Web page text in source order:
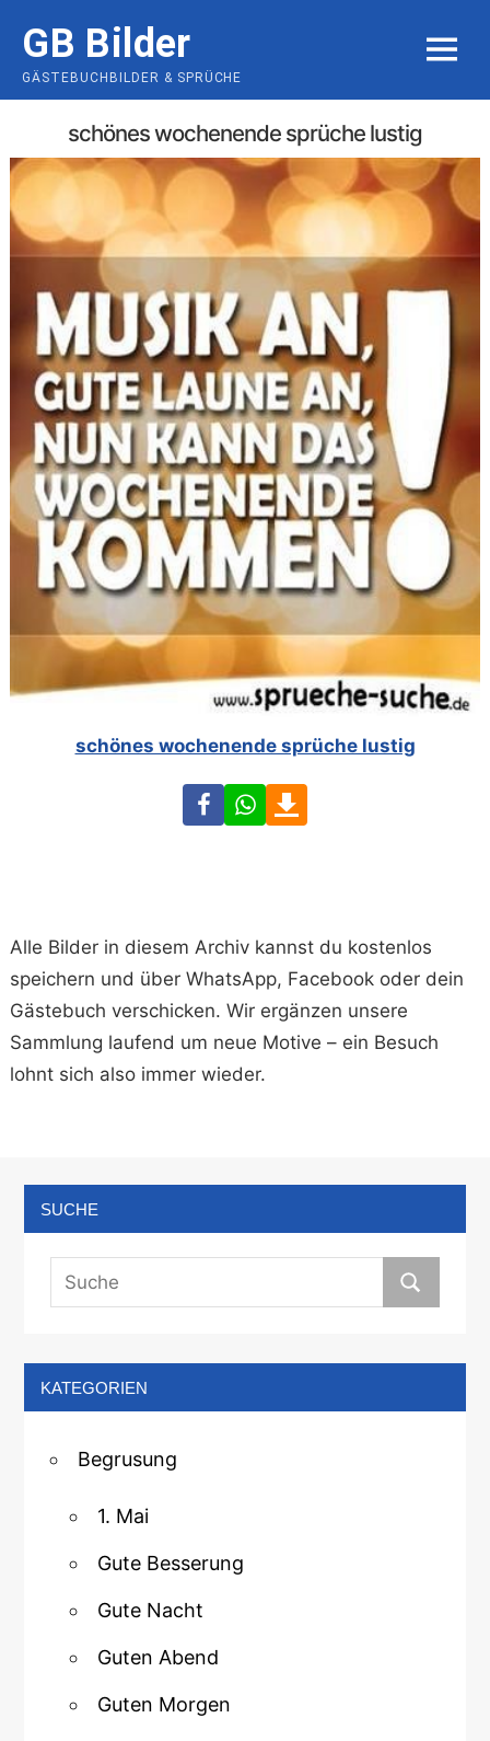
content
GB Bilder
GÄSTEBUCHBILDER & SPRÜCHE
MENU
schönes wochenende sprüche lustig
schönes wochenende sprüche lustig
FacebookWhatsApp
Alle Bilder in diesem Archiv kannst du kostenlos
speichern und über WhatsApp, Facebook oder dein
Gästebuch verschicken. Wir ergänzen unsere
Sammlung laufend um neue Motive – ein Besuch
lohnt sich also immer wieder.
SUCHE
KATEGORIEN
Begrusung
1. Mai
Gute Besserung
Gute Nacht
Guten Abend
Guten Morgen